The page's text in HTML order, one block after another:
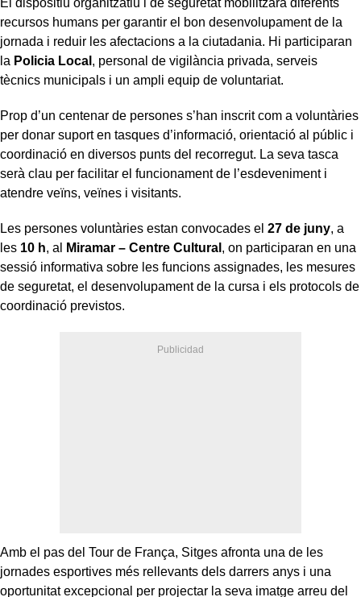
recursos humans per garantir el bon desenvolupament de la
jornada i reduir les afectacions a la ciutadania. Hi participaran
la Policia Local , personal de vigilància privada, serveis
tècnics municipals i un ampli equip de voluntariat.
Prop d’un centenar de persones s’han inscrit com a voluntàries
per donar suport en tasques d’informació, orientació al públic i
coordinació en diversos punts del recorregut. La seva tasca
serà clau per facilitar el funcionament de l’esdeveniment i
atendre veïns, veïnes i visitants.
Les persones voluntàries estan convocades el 27 de juny, a
les 10 h, al Miramar – Centre Cultural , on participaran en una
sessió informativa sobre les funcions assignades, les mesures
de seguretat, el desenvolupament de la cursa i els protocols de
coordinació previstos.
Amb el pas del Tour de França, Sitges afronta una de les
jornades esportives més rellevants dels darrers anys i una
oportunitat excepcional per projectar la seva imatge arreu del